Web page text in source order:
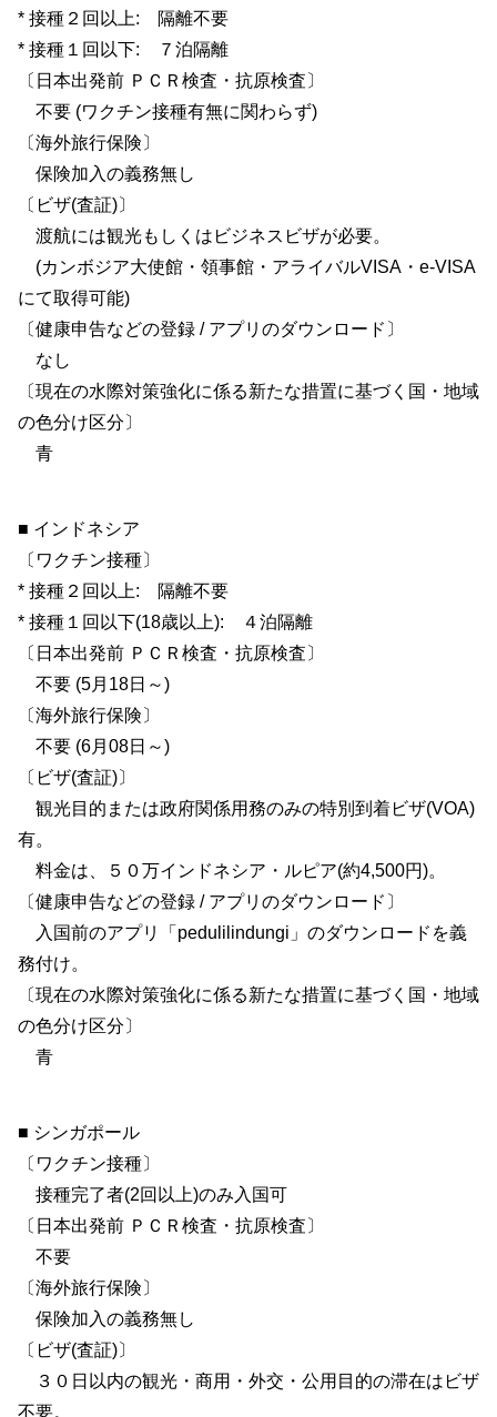
* 接種２回以上: 隔離不要
* 接種１回以下: ７泊隔離
〔日本出発前 ＰＣＲ検査・抗原検査〕
不要 (ワクチン接種有無に関わらず)
〔海外旅行保険〕
保険加入の義務無し
〔ビザ(査証)〕
渡航には観光もしくはビジネスビザが必要。
(カンボジア大使館・領事館・アライバルVISA・e-VISA
にて取得可能)
〔健康申告などの登録 / アプリのダウンロード〕
なし
〔現在の水際対策強化に係る新たな措置に基づく国・地域
の色分け区分〕
青
■ インドネシア
〔ワクチン接種〕
* 接種２回以上: 隔離不要
* 接種１回以下(18歳以上): ４泊隔離
〔日本出発前 ＰＣＲ検査・抗原検査〕
不要 (5月18日～)
〔海外旅行保険〕
不要 (6月08日～)
〔ビザ(査証)〕
観光目的または政府関係用務のみの特別到着ビザ(VOA)
有。
料金は、５０万インドネシア・ルピア(約4,500円)。
〔健康申告などの登録 / アプリのダウンロード〕
入国前のアプリ「pedulilindungi」のダウンロードを義
務付け。
〔現在の水際対策強化に係る新たな措置に基づく国・地域
の色分け区分〕
青
■ シンガポール
〔ワクチン接種〕
接種完了者(2回以上)のみ入国可
〔日本出発前 ＰＣＲ検査・抗原検査〕
不要
〔海外旅行保険〕
保険加入の義務無し
〔ビザ(査証)〕
３０日以内の観光・商用・外交・公用目的の滞在はビザ
不要。